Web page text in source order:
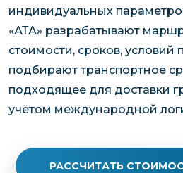
индивидуальных
«АТА» разрабатывают
стоимости, сроков, условий
подбирают транспортное
подходящее для доставки
учётом международной
РАССЧИТАТЬ